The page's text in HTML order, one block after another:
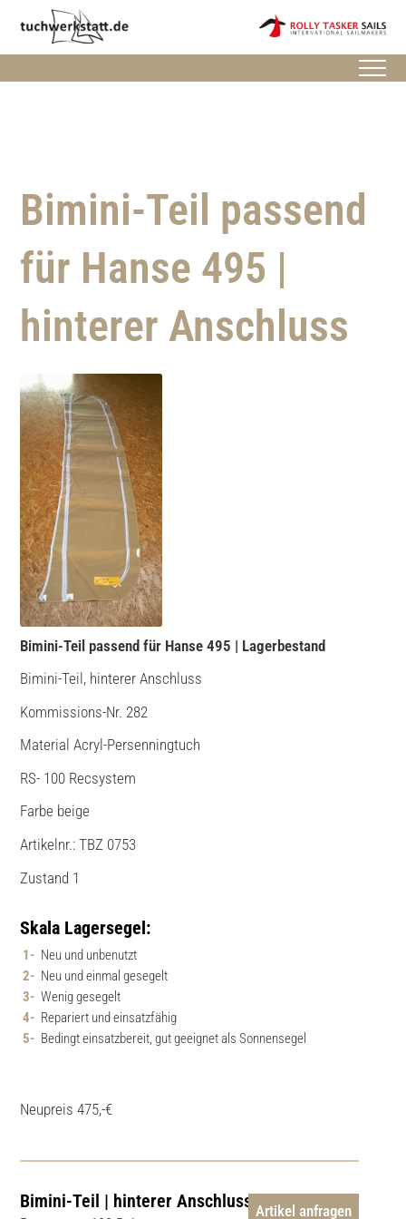
Bimini-Teil passend
für Hanse 495 |
hinterer Anschluss
Bimini-Teil passend für Hanse 495 | Lagerbestand
Bimini-Teil, hinterer Anschluss
Kommissions-Nr. 282
Material Acryl-Persenningtuch
RS- 100 Recsystem
Farbe beige
Artikelnr.: TBZ 0753
Zustand 1
Skala Lagersegel:
Neu und unbenutzt
Neu und einmal gesegelt
Wenig gesegelt
Repariert und einsatzfähig
Bedingt einsatzbereit, gut geeignet als Sonnensegel
Neupreis 475,-€
Bimini-Teil | hinterer AnschlussArtikel anfragen